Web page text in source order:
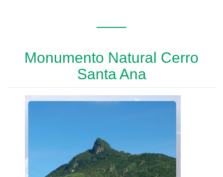
Monumento Natural Cerro
Santa Ana